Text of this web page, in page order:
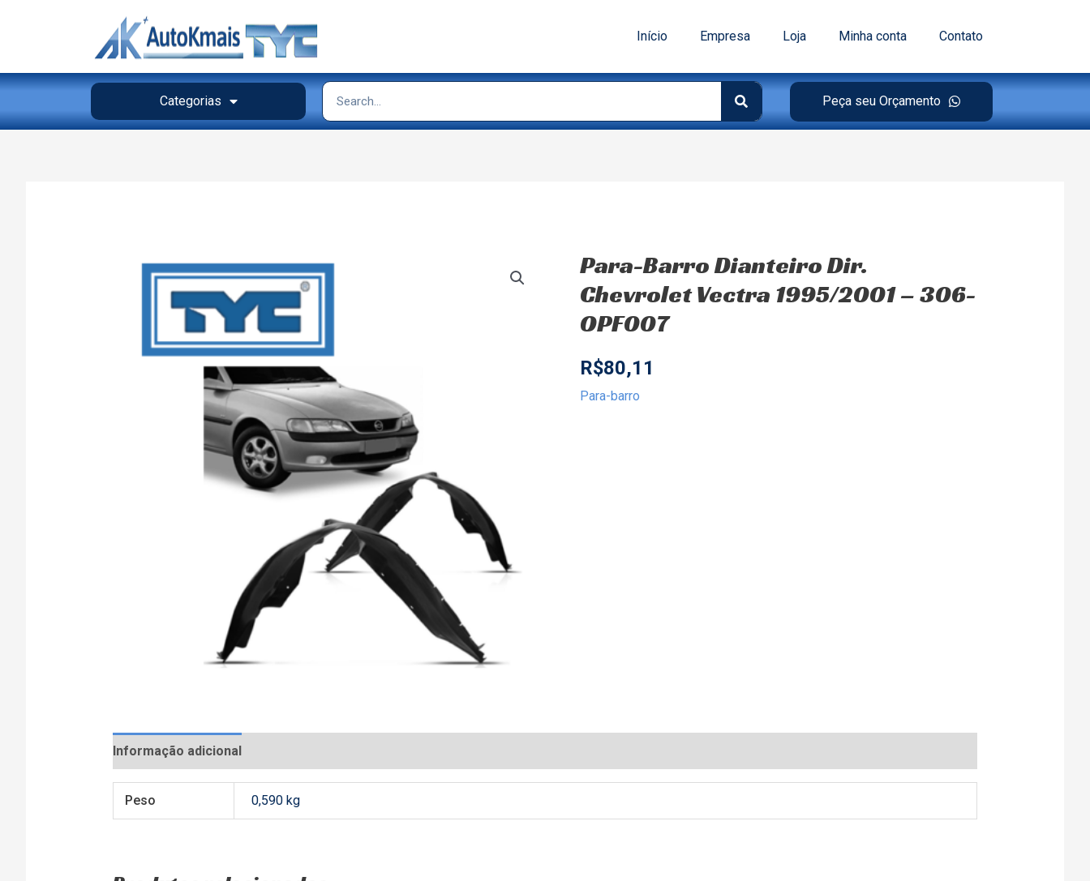
Início Empresa Loja Minha conta Contato
Categorias Peça seu Orçamento
Para-Barro Dianteiro Dir.
Chevrolet Vectra 1995/2001 – 306-
OPF007
R$80,11
Para-barro
Informação adicional
Peso 0,590 kg